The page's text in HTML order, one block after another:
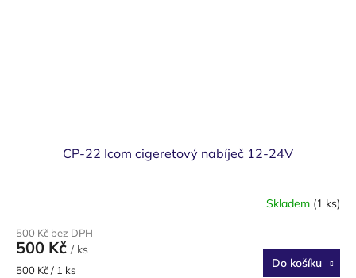
CP-22 Icom cigeretový nabíječ 12-24V
Skladem (1 ks)
500 Kč bez DPH
500 Kč / ks
Měrná
500 Kč / 1 ks Do košíku